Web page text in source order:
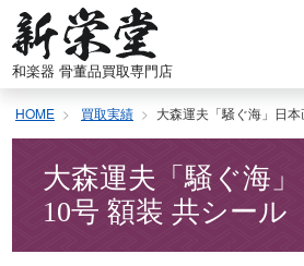
ン和楽器 骨董品買取専門店
HOME 買取実績 大森運夫「騒ぐ海」日
大森運夫「騒ぐ海
10号 額装 共シール